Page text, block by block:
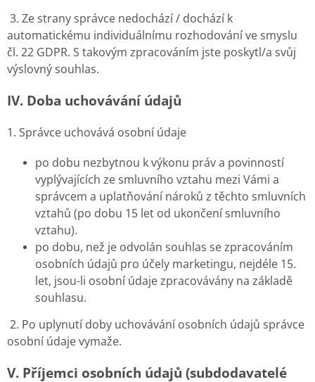
3. Ze strany správce nedochází / dochází k
automatickému individuálnímu rozhodování ve smyslu
čl. 22 GDPR. S takovým zpracováním jste poskytl/a svůj
výslovný souhlas.
IV. Doba uchovávání údajů
1. Správce uchovává osobní údaje
po dobu nezbytnou k výkonu práv a povinností
vyplývajících ze smluvního vztahu mezi Vámi a
správcem a uplatňování nároků z těchto smluvních
vztahů (po dobu 15 let od ukončení smluvního
vztahu).
po dobu, než je odvolán souhlas se zpracováním
osobních údajů pro účely marketingu, nejdéle 15.
let, jsou-li osobní údaje zpracovávány na základě
souhlasu.
2. Po uplynutí doby uchovávání osobních údajů správce
osobní údaje vymaže.
V. Příjemci osobních údajů (subdodavatelé